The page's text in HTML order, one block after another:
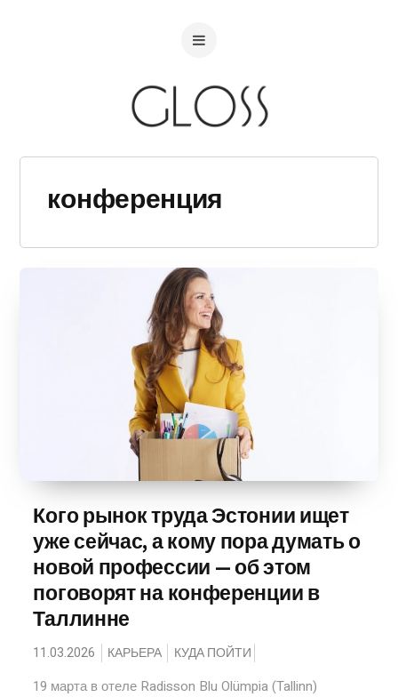
конференция
Кого рынок труда Эстонии ищет
уже сейчас, а кому пора думать о
новой профессии — об этом
поговорят на конференции в
Таллинне
11.03.2026 КАРЬЕРА КУДА ПОЙТИ
19 марта в отеле Radisson Blu Olümpia (Tallinn)